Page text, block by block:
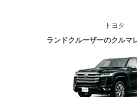
トヨタ
ランドクルーザーのクルマ